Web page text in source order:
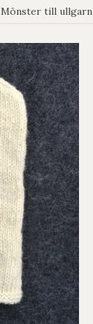
Mönster till ullgarn